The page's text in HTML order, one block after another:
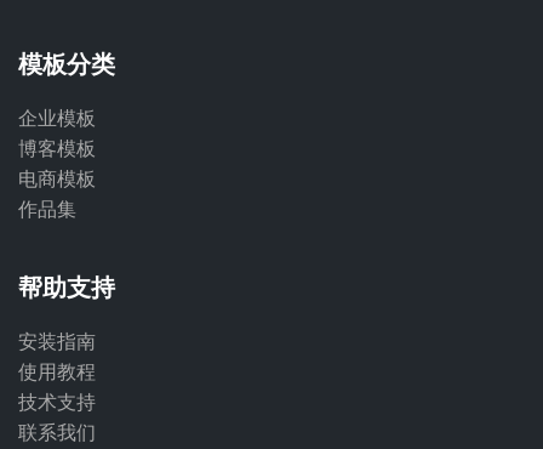
模板分类
企业模板
博客模板
电商模板
作品集
帮助支持
安装指南
使用教程
技术支持
联系我们